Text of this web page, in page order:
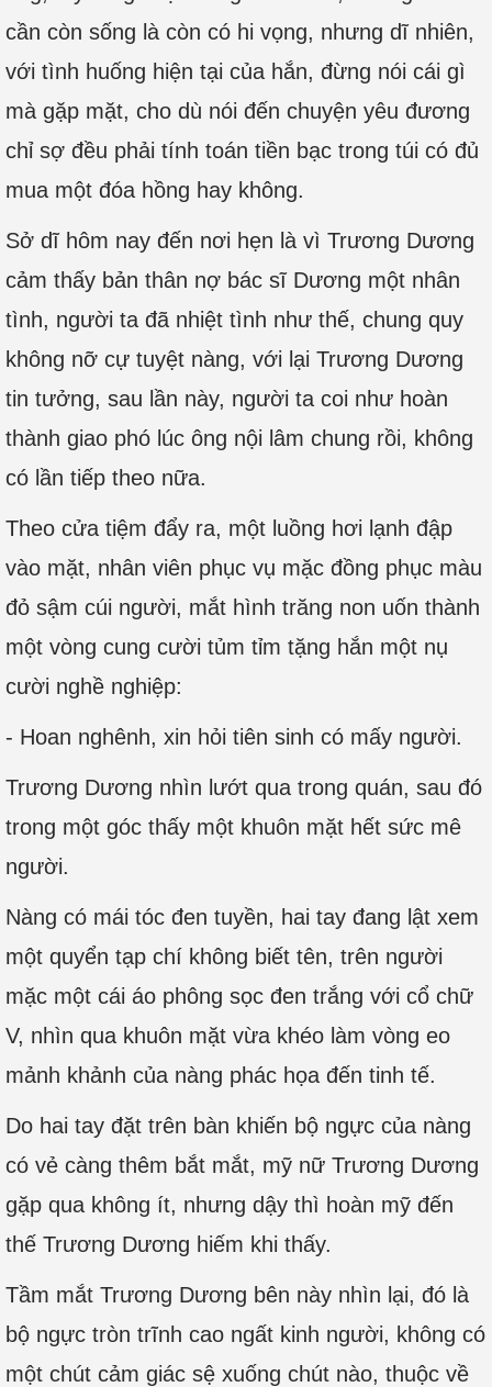
cần còn sống là còn có hi vọng, nhưng dĩ nhiên,
với tình huống hiện tại của hắn, đừng nói cái gì
mà gặp mặt, cho dù nói đến chuyện yêu đương
chỉ sợ đều phải tính toán tiền bạc trong túi có đủ
mua một đóa hồng hay không.
Sở dĩ hôm nay đến nơi hẹn là vì Trương Dương
cảm thấy bản thân nợ bác sĩ Dương một nhân
tình, người ta đã nhiệt tình như thế, chung quy
không nỡ cự tuyệt nàng, với lại Trương Dương
tin tưởng, sau lần này, người ta coi như hoàn
thành giao phó lúc ông nội lâm chung rồi, không
có lần tiếp theo nữa.
Theo cửa tiệm đẩy ra, một luồng hơi lạnh đập
vào mặt, nhân viên phục vụ mặc đồng phục màu
đỏ sậm cúi người, mắt hình trăng non uốn thành
một vòng cung cười tủm tỉm tặng hắn một nụ
cười nghề nghiệp:
- Hoan nghênh, xin hỏi tiên sinh có mấy người.
Trương Dương nhìn lướt qua trong quán, sau đó
trong một góc thấy một khuôn mặt hết sức mê
người.
Nàng có mái tóc đen tuyền, hai tay đang lật xem
một quyển tạp chí không biết tên, trên người
mặc một cái áo phông sọc đen trắng với cổ chữ
V, nhìn qua khuôn mặt vừa khéo làm vòng eo
mảnh khảnh của nàng phác họa đến tinh tế.
Do hai tay đặt trên bàn khiến bộ ngực của nàng
có vẻ càng thêm bắt mắt, mỹ nữ Trương Dương
gặp qua không ít, nhưng dậy thì hoàn mỹ đến
thế Trương Dương hiếm khi thấy.
Tầm mắt Trương Dương bên này nhìn lại, đó là
bộ ngực tròn trĩnh cao ngất kinh người, không có
một chút cảm giác sệ xuống chút nào, thuộc về